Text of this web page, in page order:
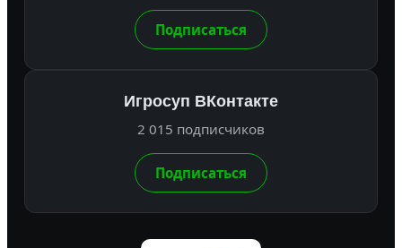
Подписаться
Игросуп ВКонтакте
2 015 подписчиков
Подписаться